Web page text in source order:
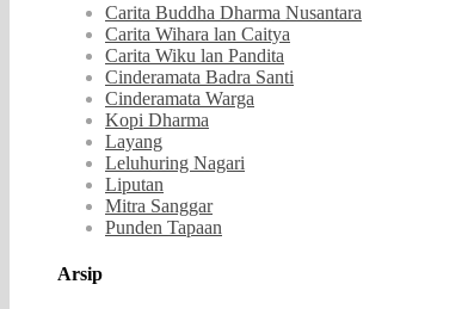
Carita Buddha Dharma Nusantara
Carita Wihara lan Caitya
Carita Wiku lan Pandita
Cinderamata Badra Santi
Cinderamata Warga
Kopi Dharma
Layang
Leluhuring Nagari
Liputan
Mitra Sanggar
Punden Tapaan
Arsip